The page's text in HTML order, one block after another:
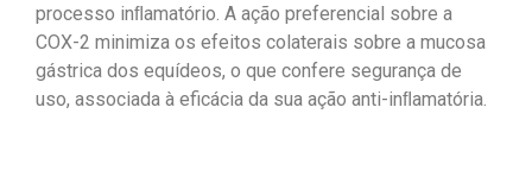
processo inﬂamatório. A ação preferencial sobre a
COX-2 minimiza os efeitos colaterais sobre a mucosa
gástrica dos equídeos, o que confere segurança de
uso, associada à eficácia da sua ação anti-inﬂamatória.